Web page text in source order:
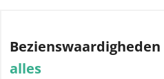
Bezienswaardigheden
alles